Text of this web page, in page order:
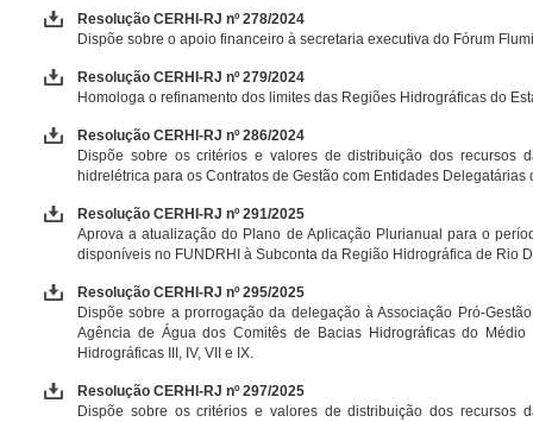
Resolução CERHI-RJ nº 278/2024
Dispõe sobre o apoio financeiro à secretaria executiva do Fórum
Resolução CERHI-RJ nº 279/2024
Homologa o refinamento dos limites das Regiões Hidrográficas do
Resolução CERHI-RJ nº 286/2024
Dispõe sobre os critérios e valores de distribuição dos recursos
hidrelétrica para os Contratos de Gestão com Entidades
Resolução CERHI-RJ nº 291/2025
Aprova a atualização do Plano de Aplicação Plurianual para o
disponíveis no FUNDRHI à Subconta da Região Hidrográfica de Rio
Resolução CERHI-RJ nº 295/2025
Dispõe sobre a prorrogação da delegação à Associação Pró-
Agência de Água dos Comitês de Bacias Hidrográficas do
Hidrográficas III, IV, VII e IX.
Resolução CERHI-RJ nº 297/2025
Dispõe sobre os critérios e valores de distribuição dos recursos